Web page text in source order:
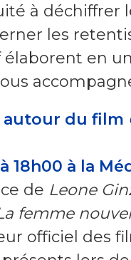
à déchiffrer
les
en
du film
18h00 à la
de Leone
femme
officiel des